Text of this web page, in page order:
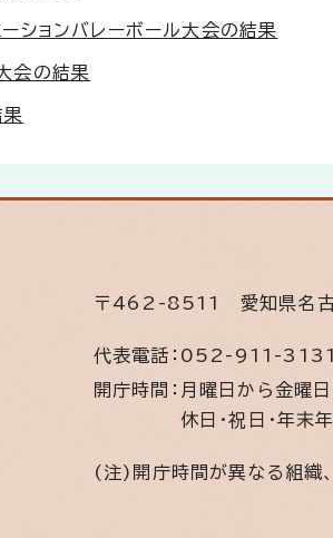
ションバレーボール大会の結果
会の結果
果
〒462-8511 愛知県名
代表電話： 052-911-3131
開庁時間： 月曜日から金曜
休日・祝日・年末
(注)開庁時間が異なる組織